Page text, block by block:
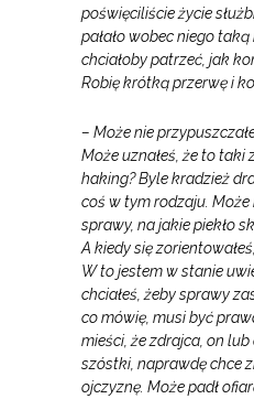
poświęciliście życie
pałało wobec niego
chciałoby patrzeć, jak
Robię krótką przerwę i
– Może nie
Może uznałeś, że to taki
haking? Byle kradzież
coś w tym rodzaju. Może
sprawy, na jakie piekło
A kiedy się
W to jestem w stanie
chciałeś, żeby sprawy
co mówię, musi być
mieści, że zdrajca, on
szóstki, naprawdę chce
ojczyznę. Może padł